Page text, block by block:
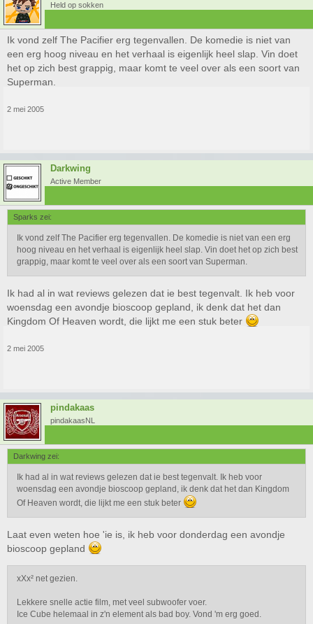
Held op sokken
Ik vond zelf The Pacifier erg tegenvallen. De komedie is niet van
een erg hoog niveau en het verhaal is eigenlijk heel slap. Vin doet
het op zich best grappig, maar komt te veel over als een soort van
Superman.
2 mei 2005
Darkwing
Active Member
Sparks zei:
Ik vond zelf The Pacifier erg tegenvallen. De komedie is niet van een erg
hoog niveau en het verhaal is eigenlijk heel slap. Vin doet het op zich best
grappig, maar komt te veel over als een soort van Superman.
Ik had al in wat reviews gelezen dat ie best tegenvalt. Ik heb voor
woensdag een avondje bioscoop gepland, ik denk dat het dan
Kingdom Of Heaven wordt, die lijkt me een stuk beter
2 mei 2005
pindakaas
pindakaasNL
Darkwing zei:
Ik had al in wat reviews gelezen dat ie best tegenvalt. Ik heb voor
woensdag een avondje bioscoop gepland, ik denk dat het dan Kingdom
Of Heaven wordt, die lijkt me een stuk beter
Laat even weten hoe 'ie is, ik heb voor donderdag een avondje
bioscoop gepland
xXx² net gezien.
Lekkere snelle actie film, met veel subwoofer voer.
Ice Cube helemaal in z'n element als bad boy. Vond 'm erg goed.